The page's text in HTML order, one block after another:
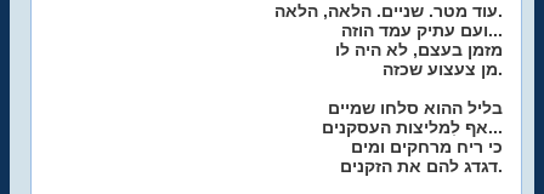
עוד מטר. שניים. הלאה, הלאה.
ועם עתיק עמד הוזה...
מזמן בעצם, לא היה לו
מן צעצוע שכזה.
בליל ההוא סלחו שמיים
אף לִמליצות העסקנים...
כי ריח מרחקים ומים
דגדג להם את הזקנים.